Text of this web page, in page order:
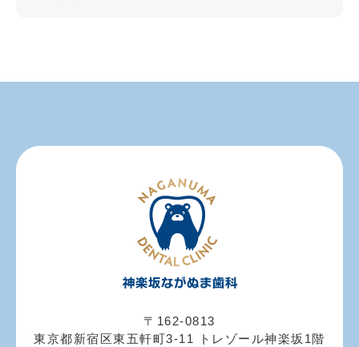
〒162-0813
東京都新宿区東五軒町3-11 トレゾール神楽坂1階